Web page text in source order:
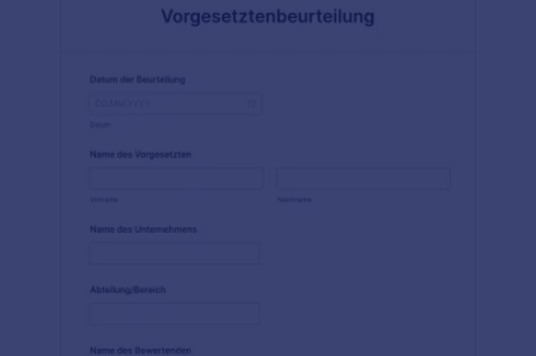
vervollständigen. Sie können aber auch zusätzliche
Jotform anpassen. Und wenn Sie Bewertungen mit
tun Sie dies automatisch mit unseren über 100
nahtlos online durch - mit einem kostenlosen